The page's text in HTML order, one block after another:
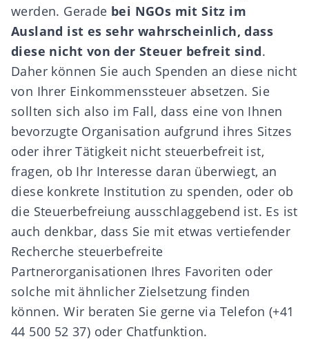
werden. Gerade bei NGOs mit Sitz im
Ausland ist es sehr wahrscheinlich, dass
diese nicht von der Steuer befreit sind.
Daher können Sie auch Spenden an diese nicht
von Ihrer Einkommenssteuer absetzen. Sie
sollten sich also im Fall, dass eine von Ihnen
bevorzugte Organisation aufgrund ihres Sitzes
oder ihrer Tätigkeit nicht steuerbefreit ist,
fragen, ob Ihr Interesse daran überwiegt, an
diese konkrete Institution zu spenden, oder ob
die Steuerbefreiung ausschlaggebend ist. Es ist
auch denkbar, dass Sie mit etwas vertiefender
Recherche steuerbefreite
Partnerorganisationen Ihres Favoriten oder
solche mit ähnlicher Zielsetzung finden
können. Wir beraten Sie gerne via Telefon (+41
44 500 52 37) oder Chatfunktion.